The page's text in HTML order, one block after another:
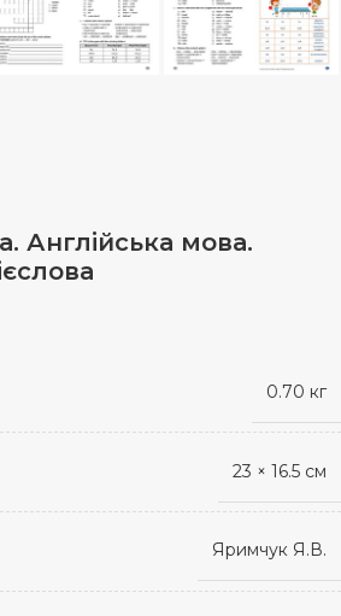
Англійська мова.
0.70 кг
23 × 16.5 см
Яримчук Я.В.